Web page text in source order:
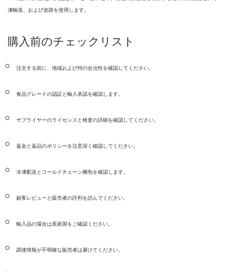
凍輸送、および追跡を使用します。
購入前のチェックリスト
注文する前に、地域および州の合法性を確認してください。
食品グレードの認証と輸入承認を確認します。
サプライヤーのライセンスと検査の詳細を確認してください。
返金と返品のポリシーを注意深く確認してください。
冷凍配送とコールドチェーン梱包を確認します。
顧客レビューと販売者の評判を読んでください。
輸入品の場合は原産国をご確認ください。
調達情報が不明確な販売者は避けてください。